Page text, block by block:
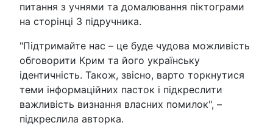
питання з учнями та домалювання піктограми
на сторінці 3 підручника.
"Підтримайте нас – це буде чудова можливість
обговорити Крим та його українську
ідентичність. Також, звісно, варто торкнутися
теми інформаційних пасток і підкреслити
важливість визнання власних помилок", –
підкреслила авторка.